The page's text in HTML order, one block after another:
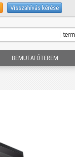
Visszahívás kérése
BEMUTATÓTEREM